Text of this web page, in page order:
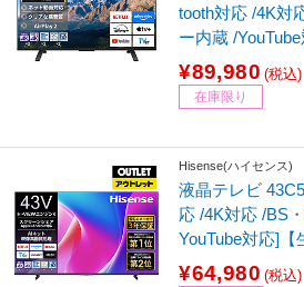
tooth対応 /4K対
ー内蔵 /YouTube
¥89,980 (税込)
在庫限り
Hisense(ハイセンス)
液晶テレビ
応 /4K対応 /BS
YouTube対応]【
¥64,980 (税込)